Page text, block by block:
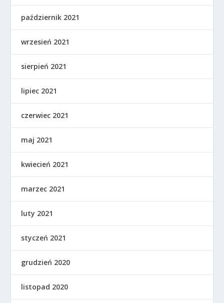
październik 2021
wrzesień 2021
sierpień 2021
lipiec 2021
czerwiec 2021
maj 2021
kwiecień 2021
marzec 2021
luty 2021
styczeń 2021
grudzień 2020
listopad 2020